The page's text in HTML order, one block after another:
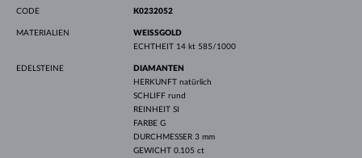
CODE K0232052
MATERIALIEN
WEISSGOLD
ECHTHEIT 14 kt 585/1000
EDELSTEINE
DIAMANTEN
HERKUNFT natürlich
SCHLIFF rund
REINHEIT SI
FARBE G
DURCHMESSER 3 mm
GEWICHT 0.105 ct